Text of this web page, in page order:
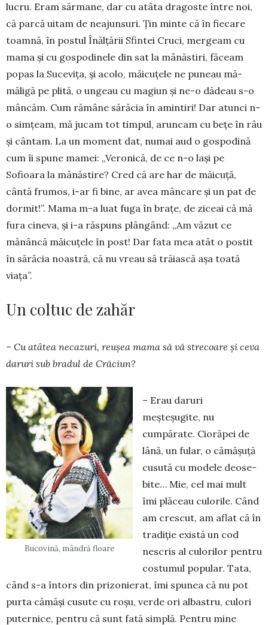
lucru. Eram sărmane, dar cu atâta dragoste în­tre noi,
că parcă ui­tam de ne­ajunsuri. Țin minte că în fie­ca­re
toamnă, în postul Înălţării Sfintei Cruci, mer­geam cu
mama şi cu gospo­di­ne­le din sat la mânăstiri, făceam
popas la Suce­vi­ţa, și acolo, măicuțele ne pu­neau mă­
măligă pe plită, o ungeau cu ma­giun şi ne-o dădeau s-o
mâncăm. Cum rămâne sără­cia în amintiri! Dar atunci n-
o simțeam, mă jucam tot timpul, arun­cam cu bețe în râu
și cân­tam. La un mo­ment dat, numai aud o gospodină
cum îi spune mamei: „Ve­ronică, de ce n-o laşi pe
Sofioara la mâ­năstire? Cred că are har de măi­cu­ţă,
cântă frumos, i-ar fi bine, ar avea mân­ca­re şi un pat de
dormit!”. Mama m-a luat fuga în braţe, de zi­ceai că mă
fura cineva, şi i-a răs­puns plân­gând: „Am văzut ce
mănâncă măi­cu­ţele în post! Dar fata mea atât o pos­tit
în sărăcia noastră, că nu vreau să trăiască aşa toată
viaţa”.
Un coltuc de zahăr
– Cu atâtea necazuri, reuşea ma­ma să vă strecoare şi ceva
daruri sub bradul de Crăciun?
Bucovină, mândră floare
– Erau daruri
meşteşugite, nu
cumpărate. Ciorăpei de
lână, un fular, o cămăşuţă
cusută cu modele deo­se­
bite… Mie, cel mai mult
îmi plăceau culorile. Când
am crescut, am aflat că în
tradiţie există un cod
nescris al culorilor pentru
costumul popular. Tata,
când s-a întors din prizonierat, îmi spunea că nu pot
purta cămăşi cusute cu roşu, verde ori al­bas­tru, culori
puternice, pentru că sunt fată simplă. Pentru mine